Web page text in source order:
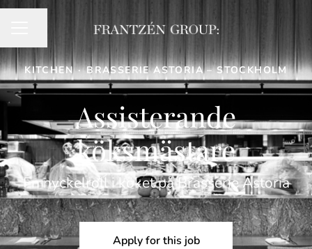
KITCHEN · BRASSERIE ASTORIA – STOCKHOLM
Assisterande
köksmästare
En nyckelroll i köket på Brasserie Astoria
Apply for this job